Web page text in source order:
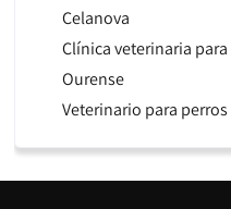
Celanova
Clínica veterinaria
Ourense
Veterinario para